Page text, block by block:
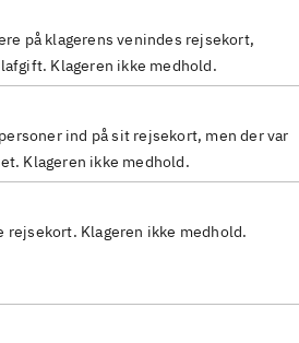
på klagerens venindes rejsekort,
Klageren ikke medhold.
ind på sit rejsekort, men der var
Klageren ikke medhold.
rejsekort. Klageren ikke medhold.